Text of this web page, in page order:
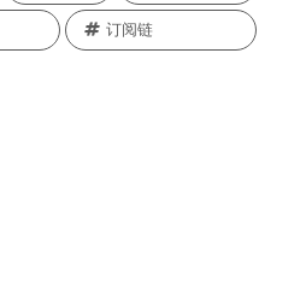
订阅链